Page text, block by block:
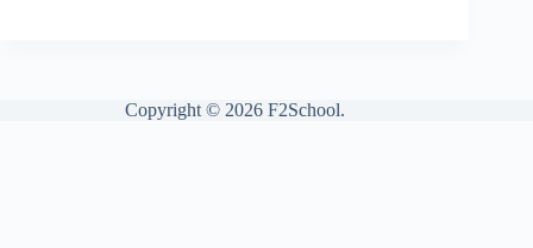
Copyright © 2026 F2School.